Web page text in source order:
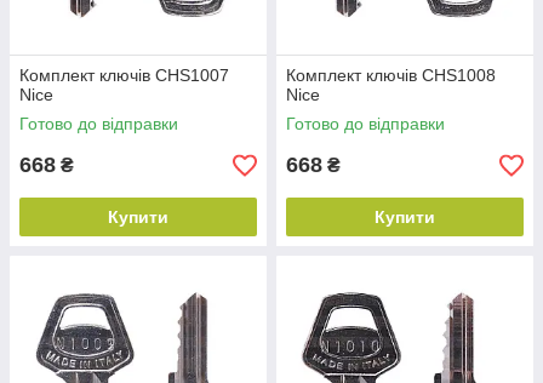
Комплект ключів CHS1007
Nice
Готово до відправки
668 ₴
Купити
Комплект ключів CHS1008
Nice
Готово до відправки
668 ₴
Купити